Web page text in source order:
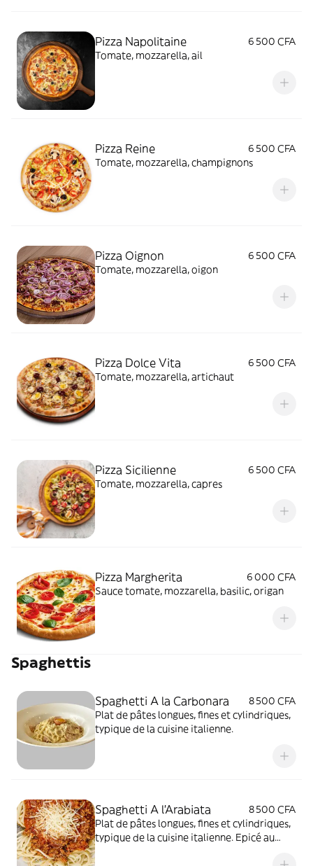
Pizza Napolitaine
6 500 CFA
Tomate, mozzarella, ail
Pizza Reine
6 500 CFA
Tomate, mozzarella, champignons
Pizza Oignon
6 500 CFA
Tomate, mozzarella, oigon
Pizza Dolce Vita
6 500 CFA
Tomate, mozzarella, artichaut
Pizza Sicilienne
6 500 CFA
Tomate, mozzarella, capres
Pizza Margherita
6 000 CFA
Sauce tomate, mozzarella, basilic, origan
Spaghettis
Spaghetti A la Carbonara
8 500 CFA
Plat de pâtes longues, fines et cylindriques,
typique de la cuisine italienne.
Spaghetti A l'Arabiata
8 500 CFA
Plat de pâtes longues, fines et cylindriques,
typique de la cuisine italienne. Epicé au